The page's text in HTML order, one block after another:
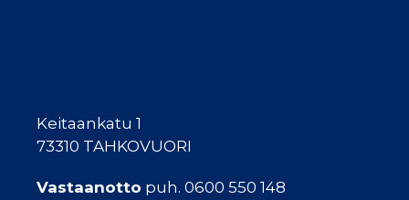
Keitaankatu 1
73310 TAHKOVUORI
Vastaanotto puh. 0600 550 148